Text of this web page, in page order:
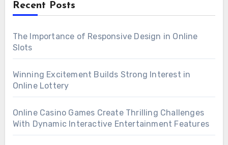
Recent Posts
The Importance of Responsive Design in Online
Slots
Winning Excitement Builds Strong Interest in
Online Lottery
Online Casino Games Create Thrilling Challenges
With Dynamic Interactive Entertainment Features